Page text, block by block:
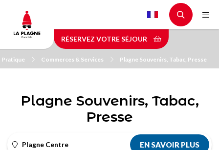
contenu
principal
RÉSERVEZ VOTRE SÉJOUR
Pratique Commerces & Services Plagne Souvenirs, Tabac, Presse
Plagne Souvenirs, Tabac,
Presse
Plagne Centre EN SAVOIR PLUS